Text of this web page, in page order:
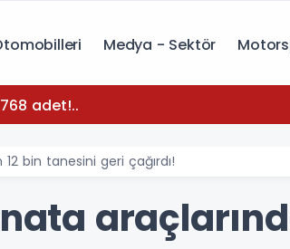
Medya - Sektör
adet!..
bin tanesini geri çağırdı!